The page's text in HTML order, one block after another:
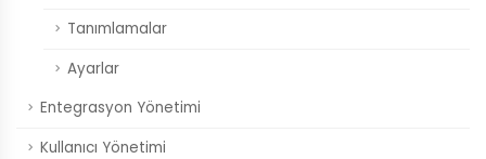
Tanımlamalar
Ayarlar
Entegrasyon Yönetimi
Kullanıcı Yönetimi